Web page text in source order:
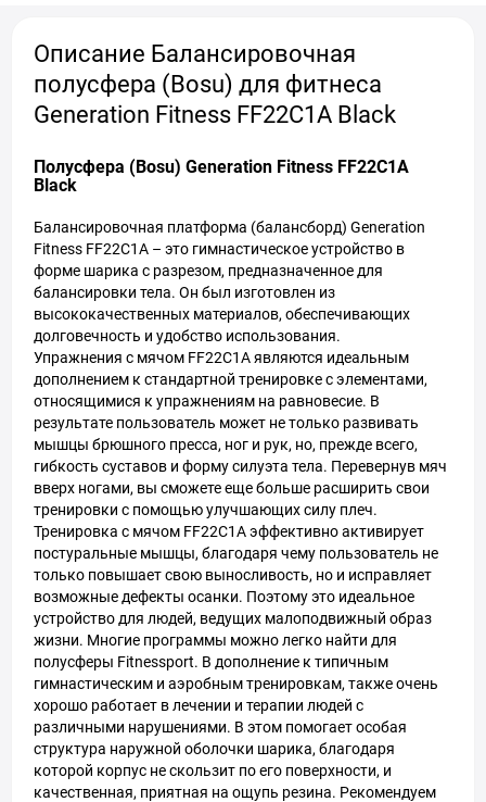
Описание Балансировочная
полусфера (Bosu) для фитнеса
Generation Fitness FF22C1A Black
Полусфера (Bosu) Generation Fitness FF22C1A
Black
Балансировочная платформа (балансборд) Generation
Fitness FF22C1A – это гимнастическое устройство в
форме шарика с разрезом, предназначенное для
балансировки тела. Он был изготовлен из
высококачественных материалов, обеспечивающих
долговечность и удобство использования.
Упражнения с мячом FF22C1A являются идеальным
дополнением к стандартной тренировке с элементами,
относящимися к упражнениям на равновесие. В
результате пользователь может не только развивать
мышцы брюшного пресса, ног и рук, но, прежде всего,
гибкость суставов и форму силуэта тела. Перевернув мяч
вверх ногами, вы сможете еще больше расширить свои
тренировки с помощью улучшающих силу плеч.
Тренировка с мячом FF22C1A эффективно активирует
постуральные мышцы, благодаря чему пользователь не
только повышает свою выносливость, но и исправляет
возможные дефекты осанки. Поэтому это идеальное
устройство для людей, ведущих малоподвижный образ
жизни. Многие программы можно легко найти для
полусферы Fitnessport. В дополнение к типичным
гимнастическим и аэробным тренировкам, также очень
хорошо работает в лечении и терапии людей с
различными нарушениями. В этом помогает особая
структура наружной оболочки шарика, благодаря
которой корпус не скользит по его поверхности, и
качественная, приятная на ощупь резина. Рекомендуем